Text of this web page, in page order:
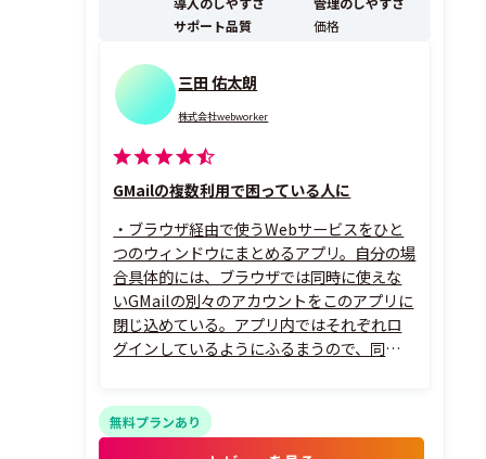
サポート品質
価格
三田 佑太朗
株式会社webworker
GMailの複数利用で困っている人に
・ブラウザ経由で使うWebサービスをひと
つのウィンドウにまとめるアプリ。自分の場
合具体的には、ブラウザでは同時に使えな
いGMailの別々のアカウントをこのアプリに
閉じ込めている。アプリ内ではそれぞれロ
グインしているようにふるまうので、同時に
ルアカウントを運営している人は、これを
使うと間違いがなくなって便利だと思う
無料プランあり